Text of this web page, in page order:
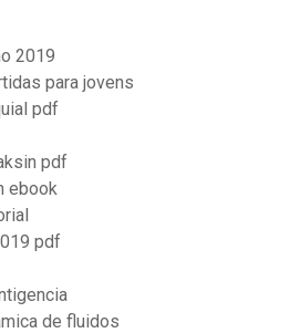
2019
para jovens
pdf
pdf
ebook
pdf
de fluidos